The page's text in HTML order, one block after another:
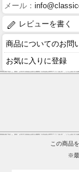
メール：
レビューを書く
商品についてのお問
お気に入りに登録
この商品
※最